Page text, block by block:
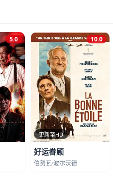
5.0
更新至HD
10.0
好运眷顾
伯努瓦·波尔沃德